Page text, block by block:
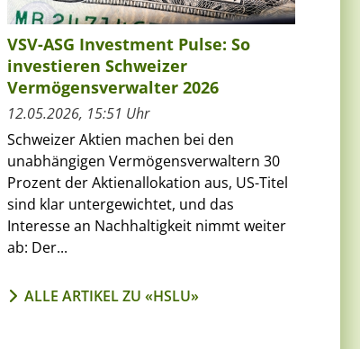
VSV-ASG Investment Pulse: So
investieren Schweizer
Vermögensverwalter 2026
12.05.2026, 15:51 Uhr
Schweizer Aktien machen bei den
unabhängigen Vermögensverwaltern 30
Prozent der Aktienallokation aus, US-Titel
sind klar untergewichtet, und das
Interesse an Nachhaltigkeit nimmt weiter
ab: Der...
ALLE ARTIKEL ZU «HSLU»